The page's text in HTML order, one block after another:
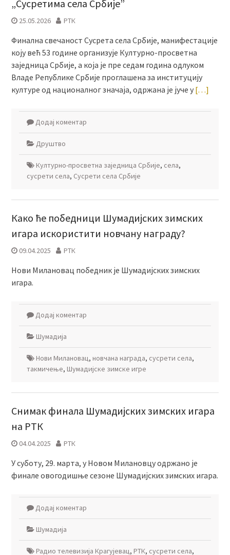
„Сусретима села Србије”
25.05.2026 РТК
Финална свечаност Сусрета села Србије, манифестације
коју већ 53 године организује Културно-просветна
заједница Србије, а која је пре седам година одлуком
Владе Републике Србије проглашена за институцију
културе од националног значаја, одржана је јуче у […]
Додај коментар
Друштво
Културно-просветна заједница Србије, села,
сусрети села, Сусрети села Србије
Како ће победници Шумадијских зимских
игара искористити новчану награду?
09.04.2025 РТК
Нови Милановац победник је Шумадијских зимских
игара.
Додај коментар
Шумадија
Нови Милановац, новчана награда, сусрети села,
такмичење, Шумадијске зимске игре
Снимак финала Шумадијских зимских игара
на РТК
04.04.2025 РТК
У суботу, 29. марта, у Новом Милановцу одржано је
финале овогодишње сезоне Шумадијских зимских игара.
Додај коментар
Шумадија
Радио телевизија Крагујевац, РТК, сусрети села,